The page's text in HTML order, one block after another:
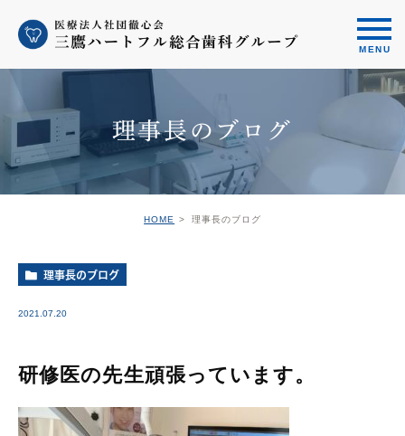
理事長のブログ
HOME 理事長のブログ
理事長のブログ
2021.07.20
研修医の先生頑張っています。